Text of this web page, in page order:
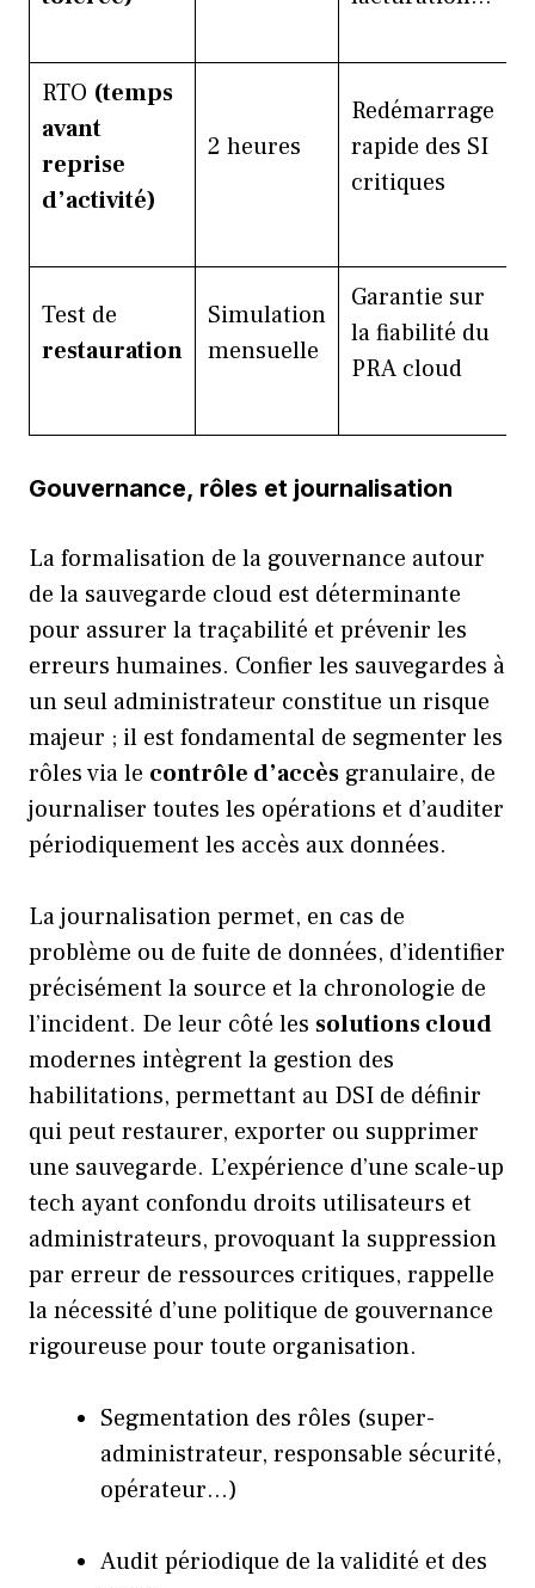
RTO (temps
avant
reprise
d’activité)
2 heures
Redémarrage
rapide des SI
critiques
Test de
restauration
Simulation
mensuelle
Garantie sur
la fiabilité du
PRA cloud
Gouvernance, rôles et journalisation
La formalisation de la gouvernance autour
de la sauvegarde cloud est déterminante
pour assurer la traçabilité et prévenir les
erreurs humaines. Confier les sauvegardes à
un seul administrateur constitue un risque
majeur ; il est fondamental de segmenter les
rôles via le contrôle d’accès granulaire, de
journaliser toutes les opérations et d’auditer
périodiquement les accès aux données.
La journalisation permet, en cas de
problème ou de fuite de données, d’identifier
précisément la source et la chronologie de
l’incident. De leur côté les solutions cloud
modernes intègrent la gestion des
habilitations, permettant au DSI de définir
qui peut restaurer, exporter ou supprimer
une sauvegarde. L’expérience d’une scale-up
tech ayant confondu droits utilisateurs et
administrateurs, provoquant la suppression
par erreur de ressources critiques, rappelle
la nécessité d’une politique de gouvernance
rigoureuse pour toute organisation.
Segmentation des rôles (super-
administrateur, responsable sécurité,
opérateur…)
Audit périodique de la validité et des